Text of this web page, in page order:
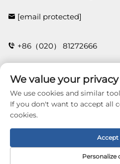
[email protected]
+86（020） 81272666
HUBUNGI
Copyright © 2026
Limited. All right
We value your privacy
We use cookies and similar
If you don't want to accept all
cookies.
Personalize
Accept